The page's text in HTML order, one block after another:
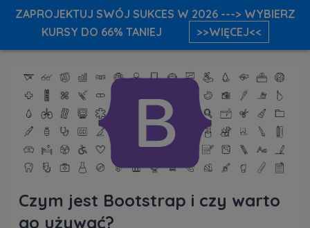
Czym jest Bootstrap i czy warto
go używać?
ZAPROJEKTUJ SWÓJ SUKCES W 2026 ---> WYBIERZ
KURSY DO 66% TANIEJ
>>WIĘCEJ<<